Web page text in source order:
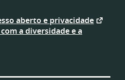
aberto e privacidade
a diversidade e a